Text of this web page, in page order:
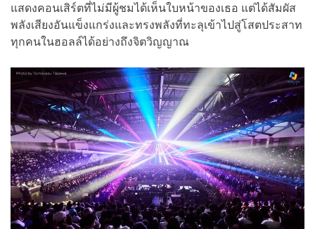
แสดงคอนเสิร์ตที่ไม่มีผู้ชมได้เห็นใบหน้าของเธอ แต่ได้สัมผัส
พลังเสียงอันแข็งแกร่งและทรงพลังที่ทะลุเข้าไปสู่โสตประสาท
ทุกคนในฮอลล์ได้อย่างถึงจิตวิญญาณ